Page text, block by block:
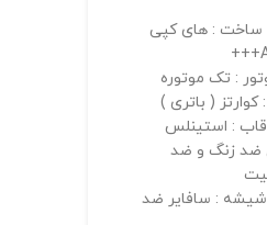
ساخت : های کپی
: تک موتوره
کوارتز ( باتری )
: استینلس
ضد زنگ و ضد
: سافایر ضد